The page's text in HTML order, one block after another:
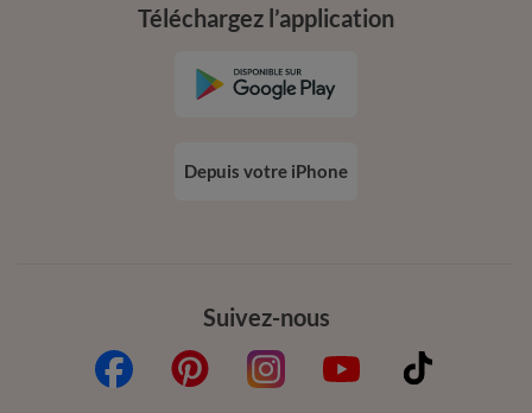
Suivez-nous
Téléchargez l’application
Depuis votre iPhone